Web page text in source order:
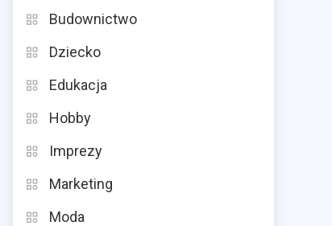
Budownictwo
Dziecko
Edukacja
Hobby
Imprezy
Marketing
Moda